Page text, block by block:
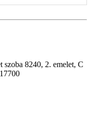
8240, 2. emelet, C